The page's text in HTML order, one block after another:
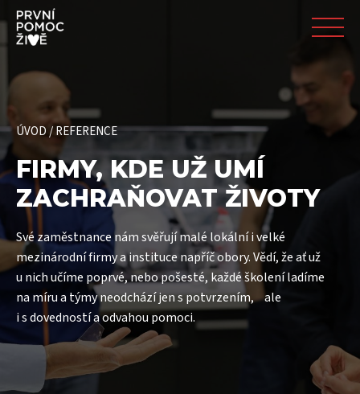
ÚVOD/REFERENCE
FIRMY, KDE UŽ UMÍ
ZACHRAŇOVAT ŽIVOTY
Své zaměstnance nám svěřují malé lokální i velké
mezinárodní firmy a instituce napříč obory. Vědí, že ať už
u nich učíme poprvé, nebo pošesté, každé školení ladíme
na míru a týmy neodchází jen s potvrzením, ale
i s dovedností a odvahou pomoci.